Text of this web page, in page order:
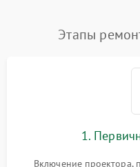
Нестабильная яркость или
контраст
Неравномерная подсветка
автоматическая коррекция
трапеции (Keystone)
Этапы
1.
Включение